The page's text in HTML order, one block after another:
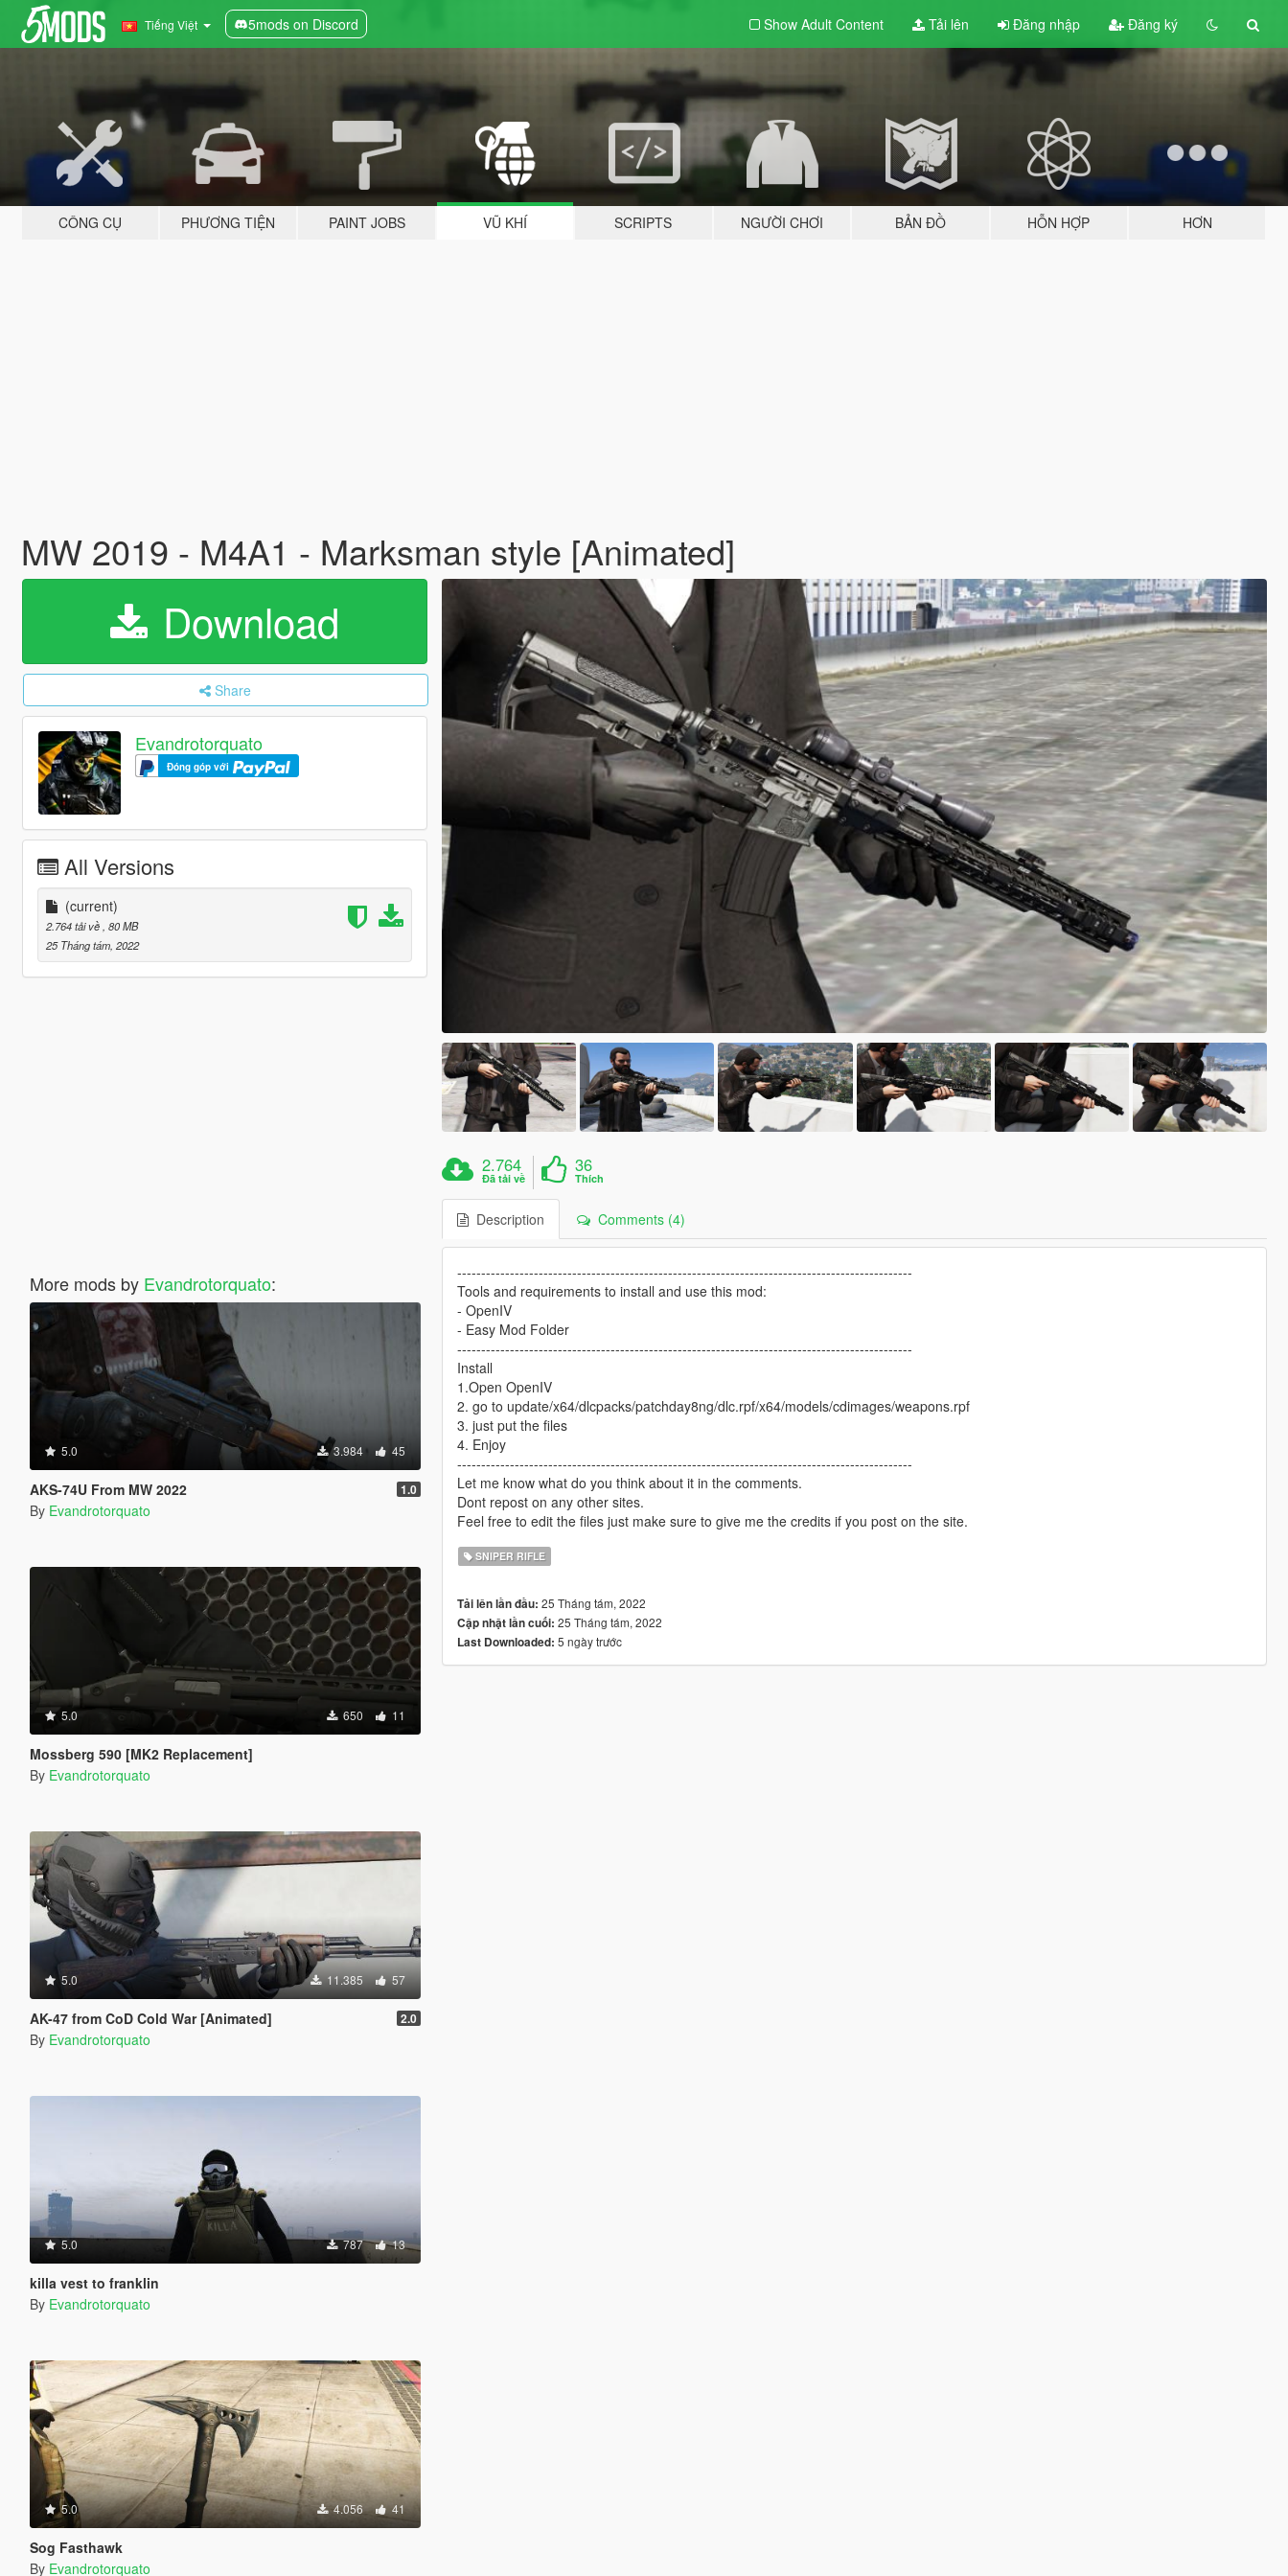
Tiếng Việt 5mods on Discord Show Adult Content Tải lên Đăng nhập Đăng ký
CÔNG CỤ PHƯƠNG TIỆN PAINT JOBS VŨ KHÍ SCRIPTS NGƯỜI CHƠI BẢN ĐỒ HỖN HỢP HƠN
MW 2019 - M4A1 - Marksman style [Animated]
Download
Share
Evandrotorquato
Đóng góp với
All Versions
(current)
2.764 tải về , 80 MB
25 Tháng tám, 2022
More mods by Evandrotorquato:
5.0 3.984 45
AKS-74U From MW 2022 1.0
By Evandrotorquato
5.0 650 11
Mossberg 590 [MK2 Replacement]
By Evandrotorquato
5.0 11.385 57
AK-47 from CoD Cold War [Animated] 2.0
By Evandrotorquato
5.0 787 13
killa vest to franklin
By Evandrotorquato
5.0 4.056 41
Sog Fasthawk
By Evandrotorquato
2.764
Đã tải về
36
Thích
Description Comments (4)
-----------------------------------------------------------------------------------------------
Tools and requirements to install and use this mod:
- OpenIV
- Easy Mod Folder
-----------------------------------------------------------------------------------------------
Install
1.Open OpenIV
2. go to update/x64/dlcpacks/patchday8ng/dlc.rpf/x64/models/cdimages/weapons.rpf
3. just put the files
4. Enjoy
-----------------------------------------------------------------------------------------------
Let me know what do you think about it in the comments.
Dont repost on any other sites.
Feel free to edit the files just make sure to give me the credits if you post on the site.
SNIPER RIFLE
Tải lên lần đầu: 25 Tháng tám, 2022
Cập nhật lần cuối: 25 Tháng tám, 2022
Last Downloaded: 5 ngày trước